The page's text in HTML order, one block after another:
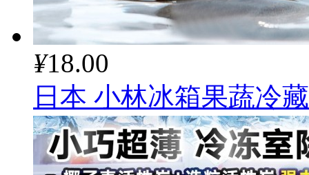
¥18.00
日本 小林冰箱果蔬冷